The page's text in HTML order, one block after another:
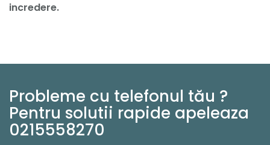
incredere.
Probleme cu telefonul tău ?
Pentru solutii rapide apeleaza
0215558270